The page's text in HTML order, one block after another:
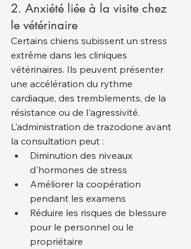
2. Anxiété liée à la visite chez
le vétérinaire
Certains chiens subissent un stress
extrême dans les cliniques
vétérinaires. Ils peuvent présenter
une accélération du rythme
cardiaque, des tremblements, de la
résistance ou de l'agressivité.
L'administration de trazodone avant
la consultation peut :
Diminution des niveaux
d'hormones de stress
Améliorer la coopération
pendant les examens
Réduire les risques de blessure
pour le personnel ou le
propriétaire